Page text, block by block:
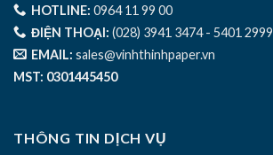
HOTLINE: 0964 11 99 00
ĐIỆN THOẠI: (028) 3941 3474 - 5401 2999
EMAIL: sales@vinhthinhpaper.vn
MST: 0301445450
THÔNG TIN DỊCH VỤ